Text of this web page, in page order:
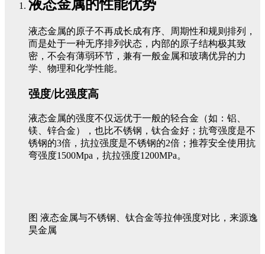
液态金属的性能优势
液态金属的原子不再成长成有序、周期性和规则排列，
而是处于一种无序排列状态，内部的原子结构极其致
密，不会有薄弱环节，兼有一般金属和玻璃优异的力
学、物理和化学性能。
强度/比强度高
液态金属的强度不仅远优于一般的轻合金（如：铝、
镁、锌合金），也比不锈钢，钛合金好；抗弯强度是不
锈钢的3倍，抗拉强度是不锈钢的2倍；推荐安全使用抗
弯强度1500Mpa，抗拉强度1200MPa。
图 液态金属与不锈钢、钛合金等拉伸强度对比，来源逸
昊金属